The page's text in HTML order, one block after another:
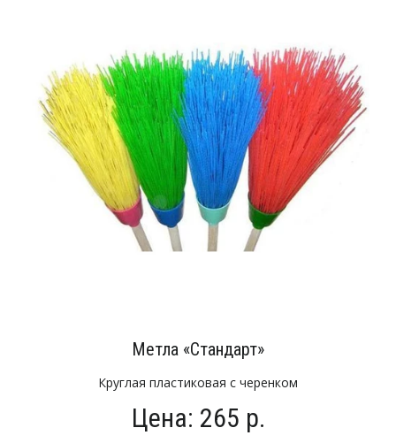
Метла «Стандарт»
Круглая пластиковая с черенком
Цена: 265 р.